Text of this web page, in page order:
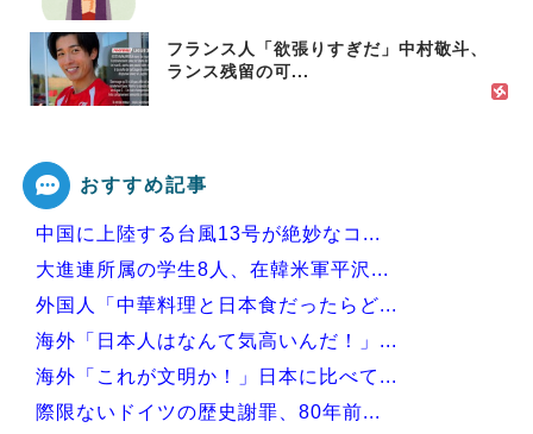
フランス人「欲張りすぎだ」中村敬斗、
ランス残留の可...
おすすめ記事
中国に上陸する台風13号が絶妙なコ...
大進連所属の学生8人、在韓米軍平沢...
外国人「中華料理と日本食だったらど...
海外「日本人はなんて気高いんだ！」...
海外「これが文明か！」日本に比べて...
際限ないドイツの歴史謝罪、80年前...